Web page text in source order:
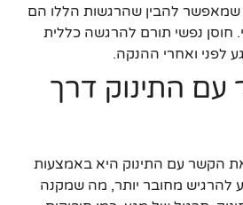
להבין שהרגשות הללו הם
חוסן נפשי תורם להרגשה כללית
לפני ואחרי ההנקה.
עם התינוק דרך
הקשר עם התינוק היא באמצעות
להרגיש מחובר יותר, מה שמקנה